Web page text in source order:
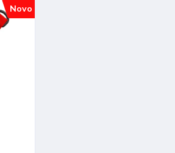
Novo